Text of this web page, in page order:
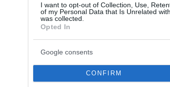
I want to opt-out of Collection, Use,
of my Personal Data that Is Unrelated
was collected.
Opted In
Google consents
CONFIRM
«Επάγγελμα: Ζιγκολό»